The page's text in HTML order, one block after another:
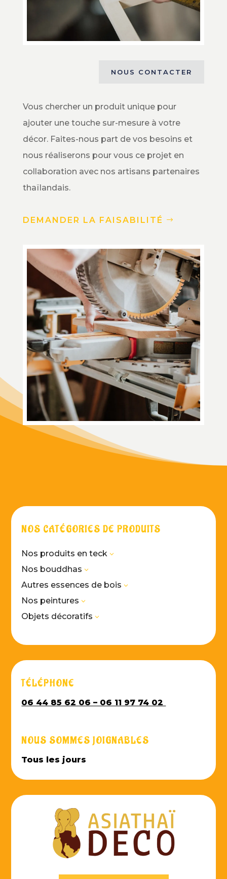
NOUS CONTACTER
Vous chercher un produit unique pour
ajouter une touche sur-mesure à votre
décor. Faites-nous part de vos besoins et
nous réaliserons pour vous ce projet en
collaboration avec nos artisans partenaires
thaïlandais.
DEMANDER LA FAISABILITÉ
NOS CATÉGORIES DE PRODUITS
Nos produits en teck 3
Nos bouddhas 3
Autres essences de bois 3
Nos peintures 3
Objets décoratifs 3
TÉLÉPHONE
06 44 85 62 06 – 06 11 97 74 02
NOUS SOMMES JOIGNABLES
Tous les jours